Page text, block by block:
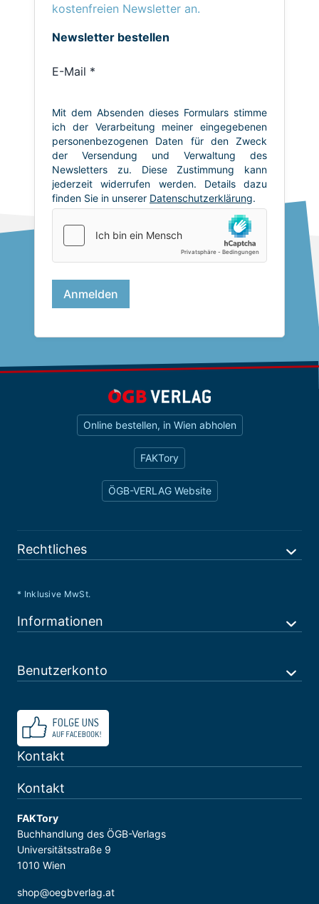
kostenfreien Newsletter an.
Online bestellen, in Wien abholen
FAKTory
ÖGB-VERLAG Website
Rechtliches
* Inklusive MwSt.
Informationen
Benutzerkonto
Kontakt
Kontakt
FAKTory
Buchhandlung des ÖGB-Verlags
Universitätsstraße 9
1010 Wien
shop@oegbverlag.at